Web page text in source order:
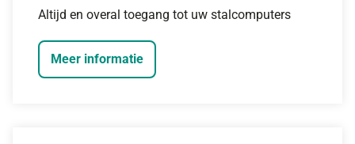
Altijd en overal toegang tot uw stalcomputers
Meer informatie